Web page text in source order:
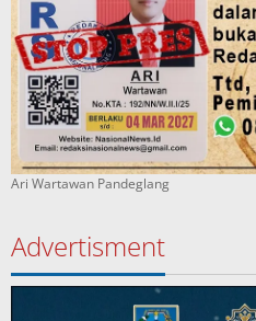
Ari Wartawan Pandeglang
Advertisment